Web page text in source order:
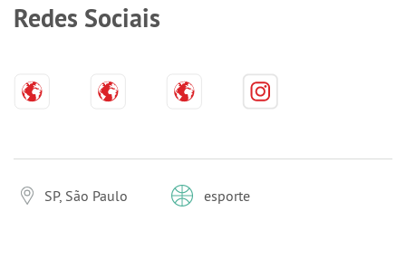
Redes Sociais
SP, São Paulo esporte